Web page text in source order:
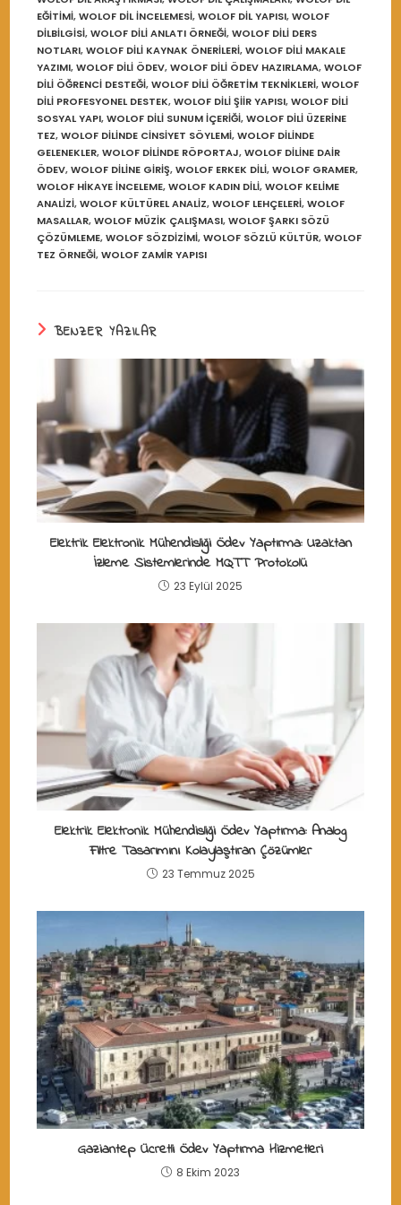
EĞITIMI, WOLOF DIL INCELEMESI, WOLOF DIL YAPISI, WOLOF
DILBILGISI, WOLOF DILI ANLATI ÖRNEĞI, WOLOF DILI DERS
NOTLARI, WOLOF DILI KAYNAK ÖNERILERI, WOLOF DILI MAKALE
YAZIMI, WOLOF DILI ÖDEV, WOLOF DILI ÖDEV HAZIRLAMA, WOLOF
DILI ÖĞRENCI DESTEĞI, WOLOF DILI ÖĞRETIM TEKNIKLERI, WOLOF
DILI PROFESYONEL DESTEK, WOLOF DILI ŞIIR YAPISI, WOLOF DILI
SOSYAL YAPI, WOLOF DILI SUNUM IÇERIĞI, WOLOF DILI ÜZERINE
TEZ, WOLOF DILINDE CINSIYET SÖYLEMI, WOLOF DILINDE
GELENEKLER, WOLOF DILINDE RÖPORTAJ, WOLOF DILINE DAIR
ÖDEV, WOLOF DILINE GIRIŞ, WOLOF ERKEK DILI, WOLOF GRAMER,
WOLOF HIKAYE INCELEME, WOLOF KADIN DILI, WOLOF KELIME
ANALIZI, WOLOF KÜLTÜREL ANALIZ, WOLOF LEHÇELERI, WOLOF
MASALLAR, WOLOF MÜZIK ÇALIŞMASI, WOLOF ŞARKI SÖZÜ
ÇÖZÜMLEME, WOLOF SÖZDIZIMI, WOLOF SÖZLÜ KÜLTÜR, WOLOF
TEZ ÖRNEĞI, WOLOF ZAMIR YAPISI
BENZER YAZILAR
Elektrik Elektronik Mühendisliği Ödev Yaptırma: Uzaktan
İzleme Sistemlerinde MQTT Protokolü
23 Eylül 2025
Elektrik Elektronik Mühendisliği Ödev Yaptırma: Analog
Filtre Tasarımını Kolaylaştıran Çözümler
23 Temmuz 2025
Gaziantep Ücretli Ödev Yaptırma Hizmetleri
8 Ekim 2023